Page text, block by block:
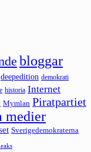
bloggar
deepedition demokrati
historia Internet
Mymlan Piratpartiet
medier
Sverigedemokraterna